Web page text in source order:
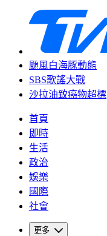
颱風白海豚動態
SBS歌謠大戰
沙拉油致癌物超標
首頁
即時
生活
政治
娛樂
國際
社會
更多